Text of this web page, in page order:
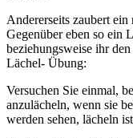
Andererseits zaubert
Gegenüber eben so ein
beziehungsweise ihr
Lächel- Übung:
Versuchen Sie einmal,
anzulächeln, wenn sie
werden sehen, lächeln